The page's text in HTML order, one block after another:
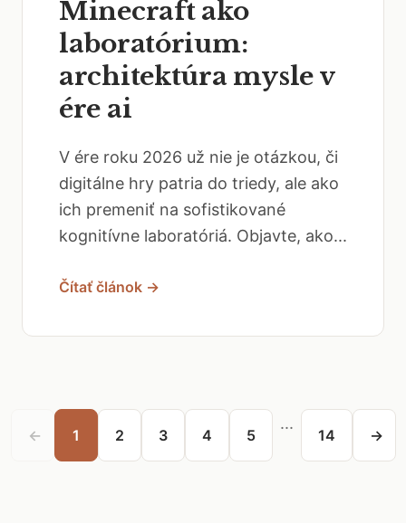
Minecraft ako
laboratórium:
architektúra mysle v
ére ai
V ére roku 2026 už nie je otázkou, či
digitálne hry patria do triedy, ale ako
ich premeniť na sofistikované
kognitívne laboratóriá. Objavte, ako...
Čítať článok →
← 1 2 3 4 5
...
14 →